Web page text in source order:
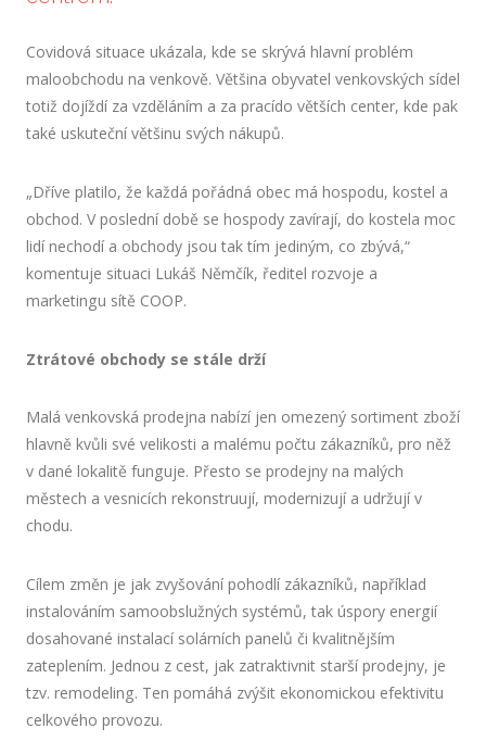
Covidová situace ukázala, kde se skrývá hlavní problém
maloobchodu na venkově. Většina obyvatel venkovských sídel
totiž dojíždí za vzděláním a za pracído větších center, kde pak
také uskuteční většinu svých nákupů.
„Dříve platilo, že každá pořádná obec má hospodu, kostel a
obchod. V poslední době se hospody zavírají, do kostela moc
lidí nechodí a obchody jsou tak tím jediným, co zbývá,“
komentuje situaci Lukáš Němčík, ředitel rozvoje a
marketingu sítě COOP.
Ztrátové obchody se stále drží
Malá venkovská prodejna nabízí jen omezený sortiment zboží
hlavně kvůli své velikosti a malému počtu zákazníků, pro něž
v dané lokalitě funguje. Přesto se prodejny na malých
městech a vesnicích rekonstruují, modernizují a udržují v
chodu.
Cílem změn je jak zvyšování pohodlí zákazníků, například
instalováním samoobslužných systémů, tak úspory energií
dosahované instalací solárních panelů či kvalitnějším
zateplením. Jednou z cest, jak zatraktivnit starší prodejny, je
tzv. remodeling. Ten pomáhá zvýšit ekonomickou efektivitu
celkového provozu.